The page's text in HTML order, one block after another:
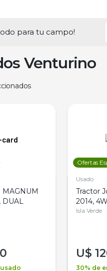
para tu campo!
Venturino
MAGNUM
DUAL
Ofertas
Usado
Tractor
2014,
Isla Verde
U$
30% de